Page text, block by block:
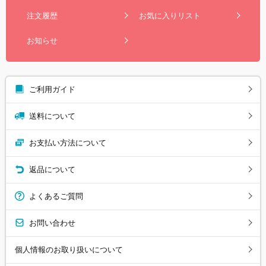
注文履歴 お気に入りリスト
お知らせ
ご利用ガイド
送料について
お支払い方法について
返品について
よくあるご質問
お問い合わせ
個人情報のお取り扱いについて